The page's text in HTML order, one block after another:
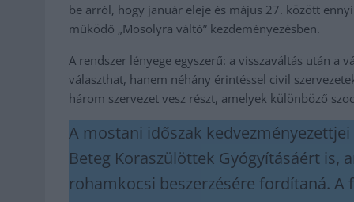
be arról, hogy január eleje és május 27. között
működő „Mosolyra váltó” kezdeményezésben.
A rendszer lényege egyszerű: a visszaváltás után a
választhat, hanem néhány érintéssel civil
három szervezet vesz részt, amelyek különböző
A mostani időszak
Beteg Koraszülöttek Gyógyításáért is,
rohamkocsi beszerzésére fordítaná.